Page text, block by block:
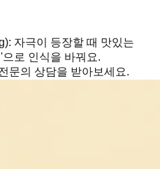
: 자극이 등장할 때 맛있는
로 인식을 바꿔요.
문의 상담을 받아보세요.